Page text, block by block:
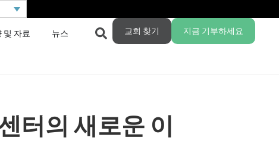
및 자료 뉴스 교회 찾기 지금 기부하세요
터의 새로운 이